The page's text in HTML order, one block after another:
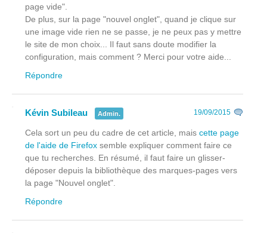
page vide".
De plus, sur la page "nouvel onglet", quand je clique sur
une image vide rien ne se passe, je ne peux pas y mettre
le site de mon choix... Il faut sans doute modifier la
configuration, mais comment ? Merci pour votre aide...
Répondre
Kévin Subileau Admin. 19/09/2015
Cela sort un peu du cadre de cet article, mais cette page
de l'aide de Firefox semble expliquer comment faire ce
que tu recherches. En résumé, il faut faire un glisser-
déposer depuis la bibliothèque des marques-pages vers
la page "Nouvel onglet".
Répondre